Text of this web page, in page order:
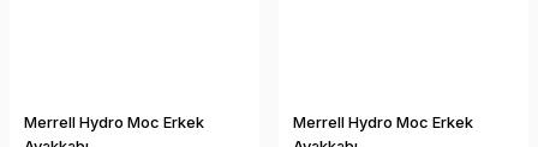
Merrell Hydro Moc Erkek
Merrell Hydro Moc Erkek